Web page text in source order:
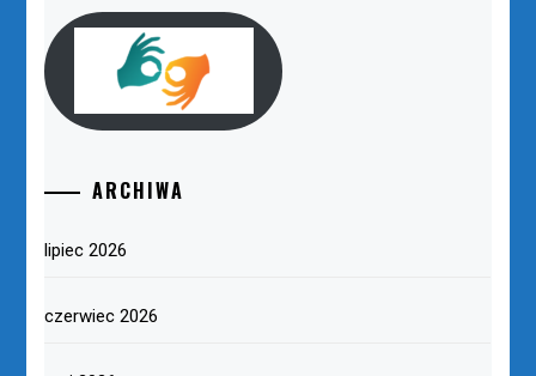
ARCHIWA
lipiec 2026
czerwiec 2026